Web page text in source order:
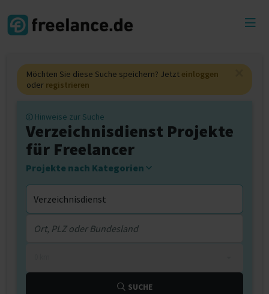
Möchten Sie diese Suche speichern? Jetzt einloggen
oder registrieren
Hinweise zur Suche
Verzeichnisdienst Projekte
für Freelancer
Projekte nach Kategorien
SUCHE